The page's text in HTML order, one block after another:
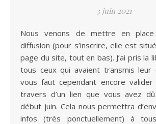
3 juin 2021
Nous venons de mettre en place une liste de
diffusion (pour s’inscrire, elle est
page du site, tout en bas). J’ai pris la
tous ceux qui avaient transmis leur
vous faut cependant encore valider
travers d’un lien que vous avez
début juin. Cela nous permettra
infos (très ponctuellement) à